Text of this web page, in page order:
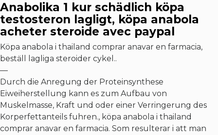
Anabolika 1 kur schädlich köpa
testosteron lagligt, köpa anabola
acheter steroide avec paypal
Köpa anabola i thailand comprar anavar en farmacia,
beställ lagliga steroider cykel..
—
Durch die Anregung der Proteinsynthese
Eiweiherstellung kann es zum Aufbau von
Muskelmasse, Kraft und oder einer Verringerung des
Korperfettanteils fuhren., köpa anabola i thailand
comprar anavar en farmacia. Som resulterar i att man